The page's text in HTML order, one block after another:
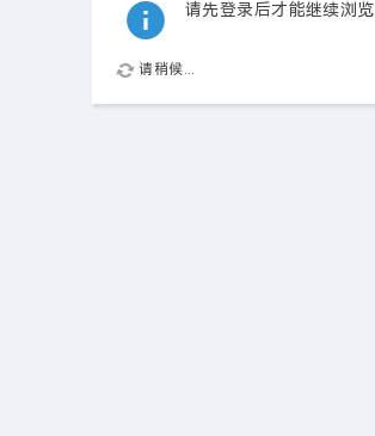
请先登录后才能继续浏览
请稍候...